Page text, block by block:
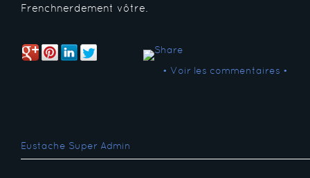
Frenchnerdement vôtre.
• Voir les commentaires •
Eustache Super Admin